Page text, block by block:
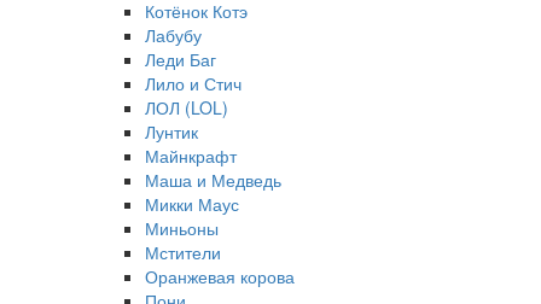
Котёнок Котэ
Лабубу
Леди Баг
Лило и Стич
ЛОЛ (LOL)
Лунтик
Майнкрафт
Маша и Медведь
Микки Маус
Миньоны
Мстители
Оранжевая корова